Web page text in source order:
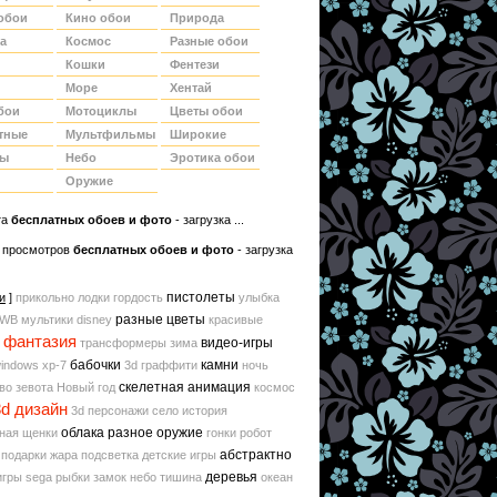
Кино обои
Космос
Кошки
Море
Мотоциклы
Мультфильмы
Небо
Оружие
Природа
Разные обои
Фентези
Хентай
Цветы обои
Широкие
Эротика обои
беcплатных обоев и фото - загрузка ...
просмотров бесплатных обоев и фото - загрузка
] прикольно лодки гордость пистолеты улыбка
WB мультики disney разные цветы красивые
фантазия трансформеры зима видео-игры
xp-7 бабочки 3d граффити камни ночь
зевота Новый год скелетная анимация космос
дизайн 3d персонажи село история
щенки облака разное оружие гонки робот
подарки жара подсветка детские игры абстрактно
sega рыбки замок небо тишина деревья океан